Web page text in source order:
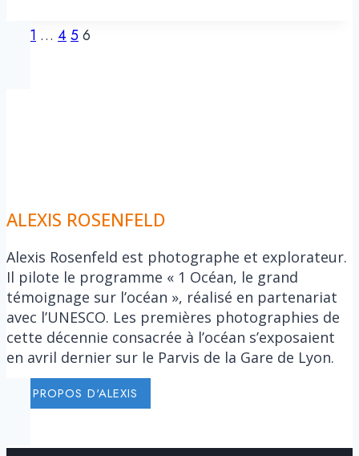
Page
Previous
1 … 456
ALEXIS ROSENFELD
Alexis Rosenfeld est photographe et explorateur.
Il pilote le programme « 1 Océan, le grand
témoignage sur l’océan », réalisé en partenariat
avec l’UNESCO. Les premières photographies de
cette décennie consacrée à l’océan s’exposaient
en avril dernier sur le Parvis de la Gare de Lyon.
A PROPOS D'ALEXIS